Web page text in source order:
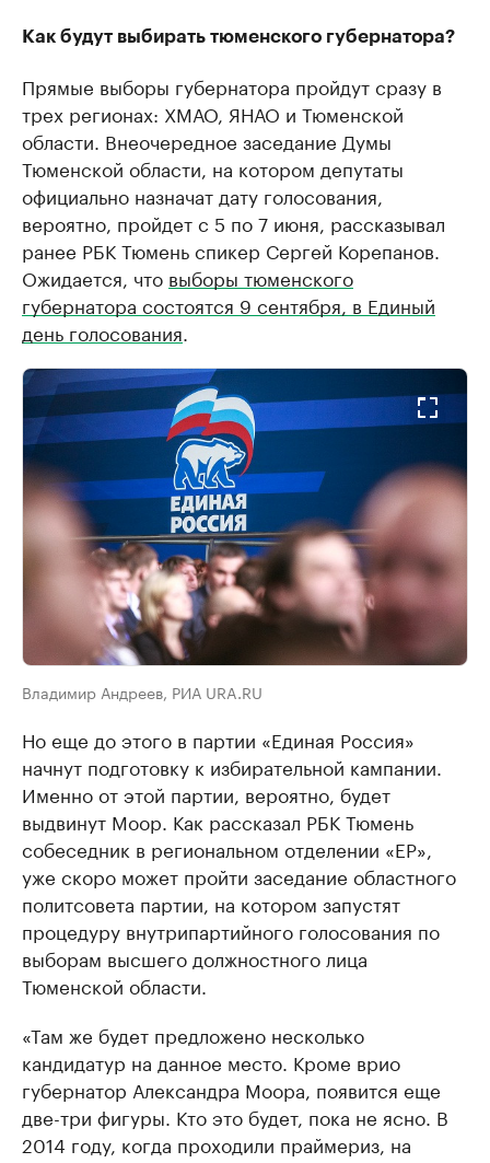
Как будут выбирать тюменского губернатора?
Прямые выборы губернатора пройдут сразу в
трех регионах: ХМАО, ЯНАО и Тюменской
области. Внеочередное заседание Думы
Тюменской области, на котором депутаты
официально назначат дату голосования,
вероятно, пройдет с 5 по 7 июня, рассказывал
ранее РБК Тюмень спикер Сергей Корепанов.
Ожидается, что выборы тюменского
губернатора состоятся 9 сентября, в Единый
день голосования.
Владимир Андреев, РИА URA.RU
Но еще до этого в партии «Единая Россия»
начнут подготовку к избирательной кампании.
Именно от этой партии, вероятно, будет
выдвинут Моор. Как рассказал РБК Тюмень
собеседник в региональном отделении «ЕР»,
уже скоро может пройти заседание областного
политсовета партии, на котором запустят
процедуру внутрипартийного голосования по
выборам высшего должностного лица
Тюменской области.
«Там же будет предложено несколько
кандидатур на данное место. Кроме врио
губернатор Александра Моора, появится еще
две-три фигуры. Кто это будет, пока не ясно. В
2014 году, когда проходили праймериз, на